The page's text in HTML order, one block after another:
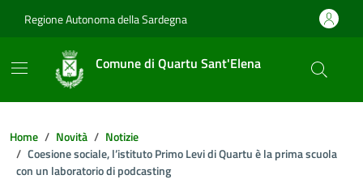
Regione Autonoma della Sardegna
Comune di Quartu Sant'Elena
Home Novità
Notizie
Coesione sociale, l’istituto Primo Levi di Quartu è la prima scuola
con un laboratorio di podcasting